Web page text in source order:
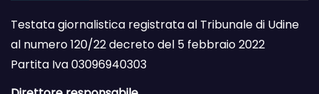
Testata giornalistica registrata al Tribunale di Udine
al numero 120/22 decreto del 5 febbraio 2022
Partita Iva 03096940303